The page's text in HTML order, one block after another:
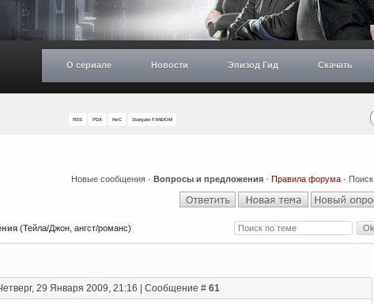
О сериале Новости Эпизод Гид Скачать
RSS PDA НиС Stargate FANDOM
Новые сообщения · Вопросы и предложения · Правила форума · Поиск
(Тейла/Джон, ангст/романс)
29 Января 2009, 21:16 | Сообщение # 61